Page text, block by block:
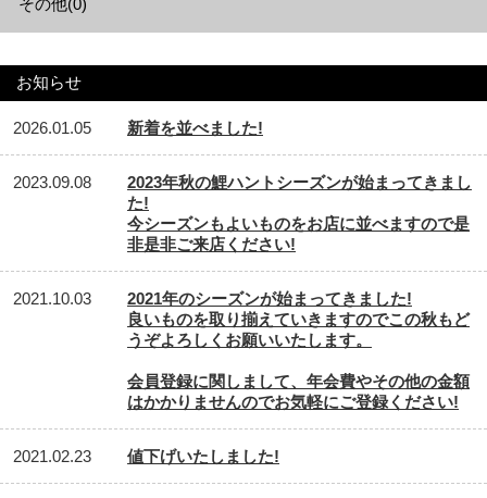
その他(0)
お知らせ
2026.01.05 新着を並べました!
2023.09.08
2023年秋の鯉ハントシーズンが始まってきまし
た!
今シーズンもよいものをお店に並べますので是
非是非ご来店ください!
2021.10.03
2021年のシーズンが始まってきました!
良いものを取り揃えていきますのでこの秋もど
うぞよろしくお願いいたします。
会員登録に関しまして、年会費やその他の金額
はかかりませんのでお気軽にご登録ください!
2021.02.23 値下げいたしました!